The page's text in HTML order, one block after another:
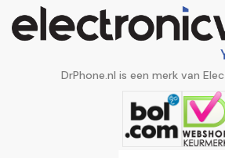
DrPhone.nl is een merk van